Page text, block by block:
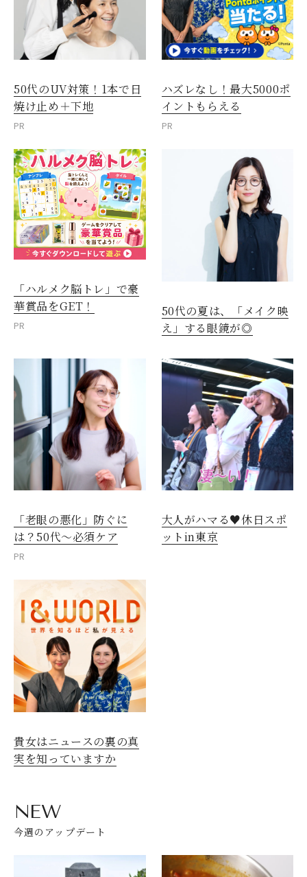
50代のUV対策！1本で日
焼け止め＋下地
PR
ハズレなし！最大5000ポ
イントもらえる
PR
「ハルメク脳トレ」で豪
華賞品をGET！
PR
50代の夏は、「メイク映
え」する眼鏡が◎
「老眼の悪化」防ぐに
は？50代～必須ケア
PR
大人がハマる♥休日スポ
ットin東京
貴女はニュースの裏の真
実を知っていますか
NEW
今週のアップデート